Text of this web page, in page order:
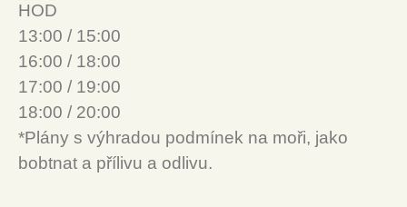
HOD
13:00 / 15:00
16:00 / 18:00
17:00 / 19:00
18:00 / 20:00
*Plány s výhradou podmínek na moři, jako
bobtnat a přílivu a odlivu.